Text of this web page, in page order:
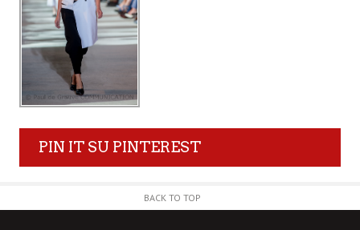
PIN IT SU PINTEREST
BACK TO TOP